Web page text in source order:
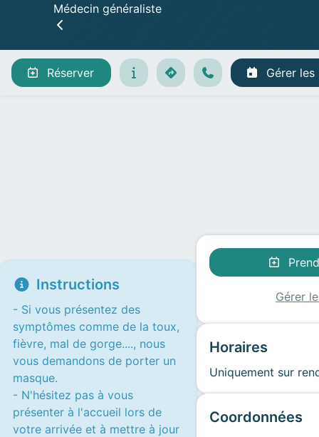
Médecin généraliste
Gérer les rendez-vous
Réserver Gérer
Instructions
- Si vous présentez des
symptômes comme de la toux,
fièvre, mal de gorge...., nous
vous demandons de porter un
masque.
- N'hésitez pas à vous
présenter à l'accueil lors de
votre arrivée et à mettre à jour
Gérer
Horaires
Uniquement sur
Coordonnées